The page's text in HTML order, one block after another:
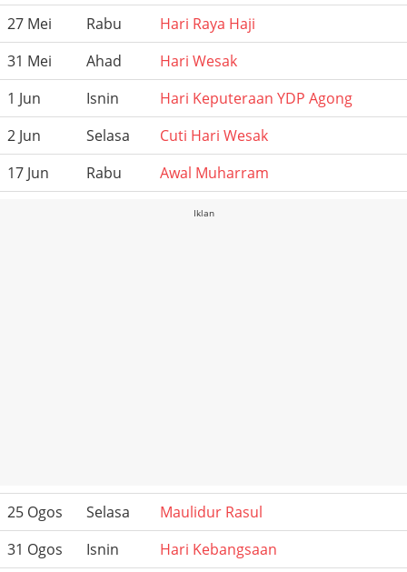
27 Mei
Rabu
Hari Raya Haji
31 Mei
Ahad
Hari Wesak
1 Jun
Isnin
Hari Keputeraan YDP Agong
2 Jun
Selasa
Cuti Hari Wesak
17 Jun
Rabu Awal Muharram
Iklan
25 Ogos Selasa
Maulidur Rasul
31 Ogos
Isnin
Hari Kebangsaan